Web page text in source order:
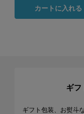
カートに入れる
ギフ
ギフト包装、お熨斗